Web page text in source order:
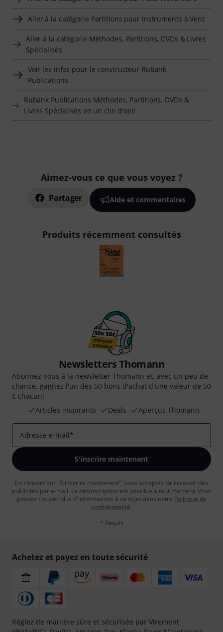
Aller à la catégorie Partitions pour Instruments à Vent
Aller à la catégorie Méthodes, Partitions, DVDs & Livres
Spécialisés
Voir les infos pour le constructeur Rubank
Publications
Rubank Publications Méthodes, Partitions, DVDs &
Livres Spécialisés en un clin d'oeil
Aimez-vous ce que vous voyez ?
Partager Aide et commentaires
Produits récemment consultés
Newsletters Thomann
Abonnez-vous à la newsletter Thomann et, avec un peu de
chance, gagnez l'un des 50 bons d'achat d'une valeur de 50
€ chacun!
Articles inspirants
Deals Aperçus Thomann
Adresse e-mail*
S'inscrire maintenant
En cliquant sur "S'inscrire maintenant", vous acceptez de recevoir des
publicités par e-mail. La désinscription est possible à tout moment. Vous
pouvez trouver plus d'informations à ce sujet dans notre Politique de
confidentialité.
* Requis
Achetez et payez en toute sécurité
Réglez de manière sûre et sécurisée par Virement